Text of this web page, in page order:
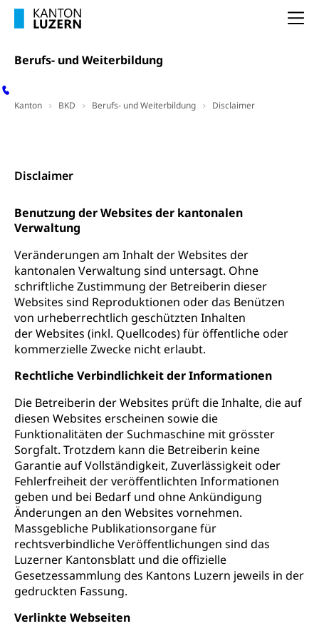
Berufs- und Weiterbildung
Kanton BKD Berufs- und Weiterbildung Disclaimer
Disclaimer
Benutzung der Websites der kantonalen
Verwaltung
Veränderungen am Inhalt der Websites der
kantonalen Verwaltung sind untersagt. Ohne
schriftliche Zustimmung der Betreiberin dieser
Websites sind Reproduktionen oder das Benützen
von urheberrechtlich geschützten Inhalten
der Websites (inkl. Quellcodes) für öffentliche oder
kommerzielle Zwecke nicht erlaubt.
Rechtliche Verbindlichkeit der Informationen
Die Betreiberin der Websites prüft die Inhalte, die auf
diesen Websites erscheinen sowie die
Funktionalitäten der Suchmaschine mit grösster
Sorgfalt. Trotzdem kann die Betreiberin keine
Garantie auf Vollständigkeit, Zuverlässigkeit oder
Fehlerfreiheit der veröffentlichten Informationen
geben und bei Bedarf und ohne Ankündigung
Änderungen an den Websites vornehmen.
Massgebliche Publikationsorgane für
rechtsverbindliche Veröffentlichungen sind das
Luzerner Kantonsblatt und die offizielle
Gesetzessammlung des Kantons Luzern jeweils in der
gedruckten Fassung.
Verlinkte Webseiten